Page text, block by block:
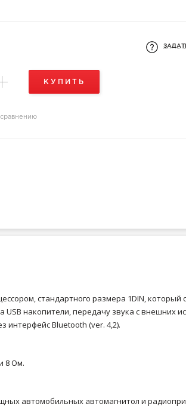
КУПИТЬ
стандартного размера 1DIN,
USB накопители, передачу звука с
Bluetooth (ver. 4,2).
8 Ом.
автомобильных автомагнитол и